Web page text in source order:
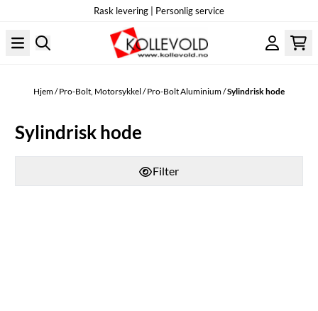
Rask levering | Personlig service
Hjem/Pro-Bolt, Motorsykkel /Pro-Bolt Aluminium/Sylindrisk hode
Sylindrisk hode
Filter